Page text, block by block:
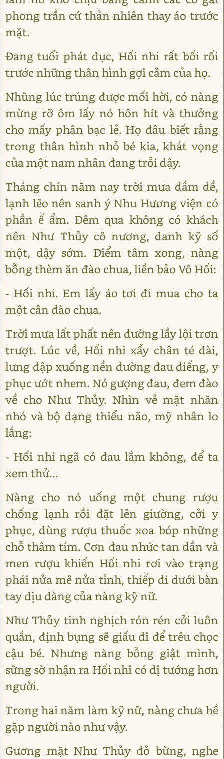
phong trần cứ thản nhiên thay áo trước
mặt.
Đang tuổi phát dục, Hối nhi rất bối rối
trước những thân hình gợi cảm của họ.
Nhũng lúc trúng được mối hời, có nàng
mừng rỡ ôm lấy nó hôn hít và thưởng
cho mấy phân bạc lẻ. Họ đâu biết rằng
trong thân hình nhỏ bé kia, khát vọng
của một nam nhân đang trỗi dậy.
Tháng chín năm nay trời mưa dầm dề,
lạnh lẽo nên sanh ý Nhu Hương viện có
phần ế ẩm. Đêm qua không có khách
nên Như Thủy cô nương, danh kỹ số
một, dậy sớm. Điểm tâm xong, nàng
bỗng thèm ăn đào chua, liền bảo Vô Hối:
- Hối nhi. Em lấy áo tơi đi mua cho ta
một cân đào chua.
Trời mưa lất phất nên đường lầy lội trơn
trượt. Lúc về, Hối nhi xẩy chân té dài,
lưng đập xuống nền đường đau điếng, y
phục ướt nhem. Nó gượng đau, đem đào
về cho Như Thủy. Nhìn vẻ mặt nhăn
nhó và bộ dạng thiểu não, mỹ nhân lo
lắng:
- Hối nhi ngã có đau lắm không, để ta
xem thử...
Nàng cho nó uống một chung rượu
chống lạnh rồi đặt lên giường, cởi y
phục, dùng rượu thuốc xoa bóp những
chỗ thâm tím. Cơn đau nhức tan dần và
men rượu khiến Hối nhi rơi vào trạng
phái nửa mê nửa tỉnh, thiếp đi dưới bàn
tay dịu dàng của nàng kỹ nữ.
Như Thủy tinh nghịch rón rén cởi luôn
quần, định bụng sẽ giấu đi để trêu chọc
cậu bé. Nhưng nàng bỗng giật mình,
sững sờ nhận ra Hối nhi có dị tướng hơn
người.
Trong hai năm làm kỹ nữ, nàng chưa hề
gặp người nào như vậy.
Gương mặt Như Thủy đỏ bừng, nghe